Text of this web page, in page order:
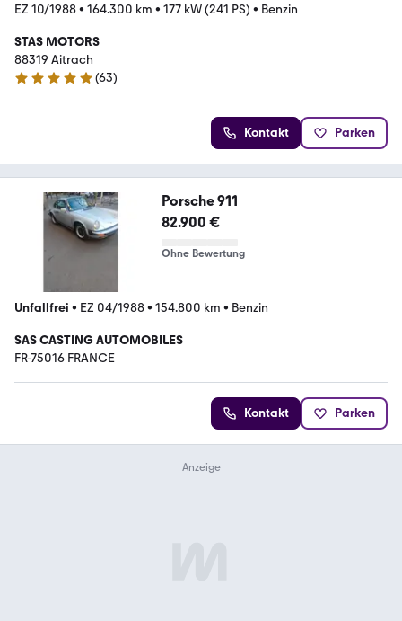
EZ 10/1988• 164.300 km • 177 kW (241 PS) • Benzin
STAS MOTORS
88319 Aitrach
4.8 Sterne
(63)
Kontakt Parken
Porsche 911
82.900 €
Ohne Bewertung
Unfallfrei • EZ 04/1988• 154.800 km • Benzin
SAS CASTING AUTOMOBILES
FR-75016 FRANCE
Kontakt Parken